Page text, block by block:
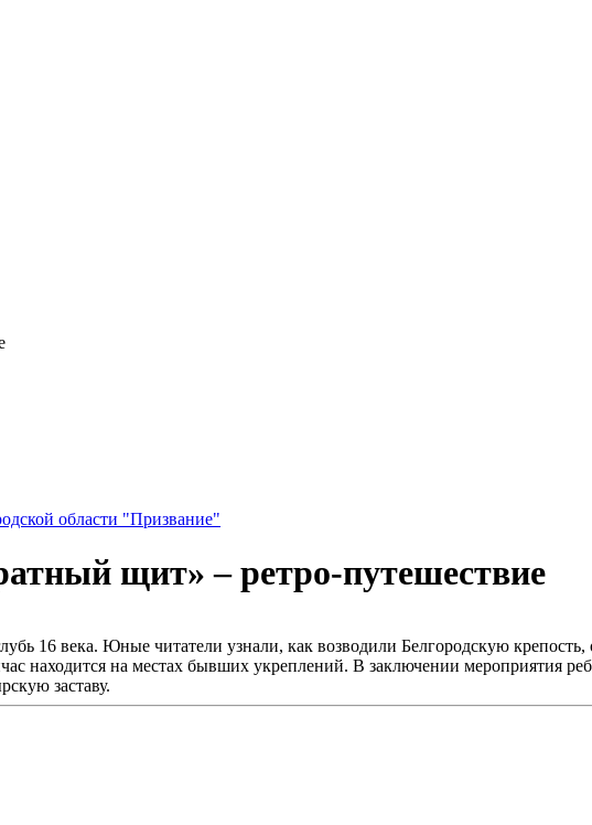
области "Призвание"
щит» – ретро-путешествие
16 века. Юные читатели узнали, как возводили Белгородскую крепость,
находится на местах бывших укреплений. В заключении мероприятия
заставу.